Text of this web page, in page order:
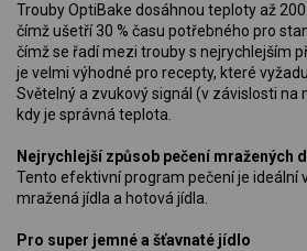
Trouby OptiBake dosáhnou teploty až
čímž ušetří 30 % času potřebného pro
čímž se řadí mezi trouby s nejrychlejším
je velmi výhodné pro recepty, které
Světelný a zvukový signál (v závislosti na
kdy je správná teplota.
Nejrychlejší způsob pečení mražených
Tento efektivní program pečení je ideální
mražená jídla a hotová jídla.
Pro super jemné a šťavnaté jídlo